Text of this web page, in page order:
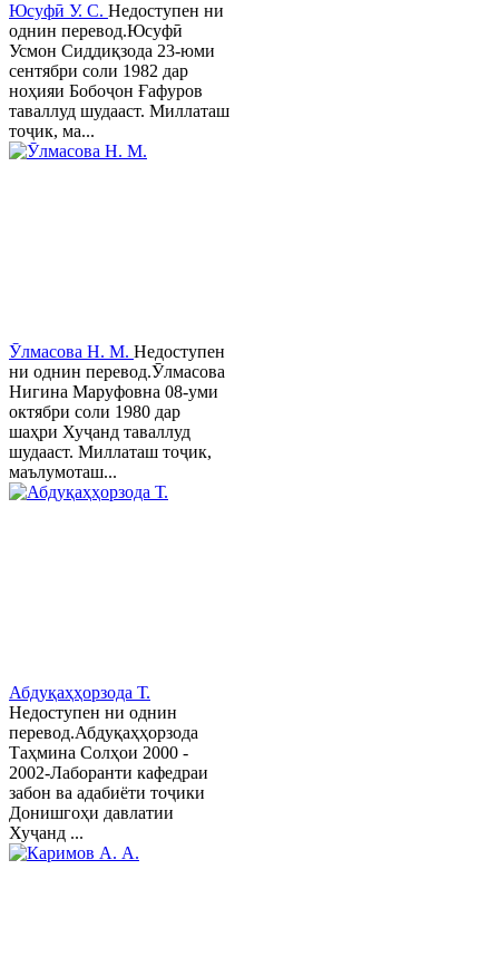
Юсуфӣ У. C. Недоступен ни
однин перевод.Юсуфӣ
Усмон Сиддиқзода 23-юми
сентябри соли 1982 дар
ноҳияи Бобоҷон Ғафуров
таваллуд шудааст. Миллаташ
тоҷик, ма...
Ӯлмасова Н. М. Недоступен
ни однин перевод.Ӯлмасова
Нигина Маруфовна 08-уми
октябри соли 1980 дар
шаҳри Хуҷанд таваллуд
шудааст. Миллаташ тоҷик,
маълумоташ...
Абдуқаҳҳорзода Т.
Недоступен ни однин
перевод.Абдуқаҳҳорзода
Таҳмина Солҳои 2000 -
2002-Лаборанти кафедраи
забон ва адабиёти тоҷики
Донишгоҳи давлатии
Хуҷанд ...